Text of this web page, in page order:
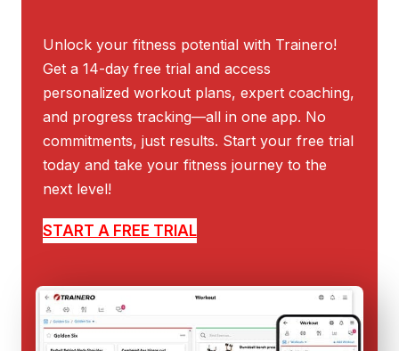
Unlock your fitness potential with Trainero!
Get a 14-day free trial and access
personalized workout plans, expert coaching,
and progress tracking—all in one app. No
commitments, just results. Start your free trial
today and take your fitness journey to the
next level!
START A FREE TRIAL